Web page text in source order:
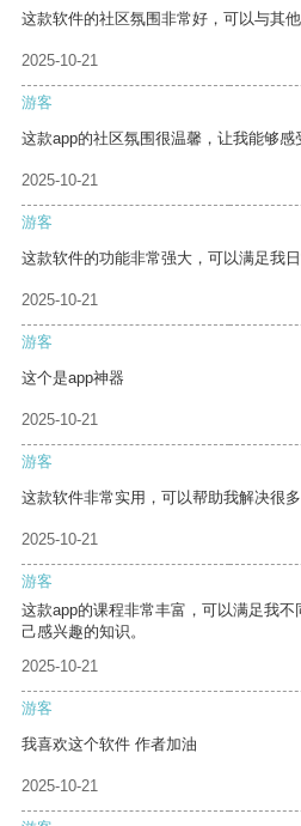
这款软件的社区氛围非常好，可以与其他
2025-10-21
游客
这款app的社区氛围很温馨，让我能够感
2025-10-21
游客
这款软件的功能非常强大，可以满足我日
2025-10-21
游客
这个是app神器
2025-10-21
游客
这款软件非常实用，可以帮助我解决很多
2025-10-21
游客
这款app的课程非常丰富，可以满足我
己感兴趣的知识。
2025-10-21
游客
我喜欢这个软件 作者加油
2025-10-21